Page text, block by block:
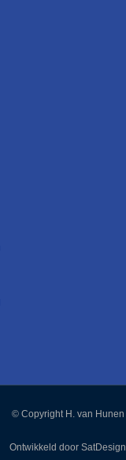
© Copyright H. van Hunen
Ontwikkeld door SatDesign